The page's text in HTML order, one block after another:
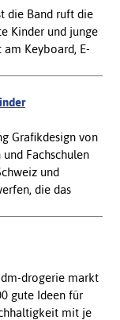
die Band ruft die
Kinder und junge
am Keyboard, E-
Grafikdesign von
Fachschulen
und
die das
drogerie markt
gute Ideen für
mit je